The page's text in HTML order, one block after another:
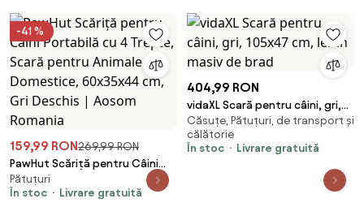
-41 %
159,99 RON269,99 RON
PawHut Scăriță pentru Câini
Portabilă cu 4 Trepte, Scară
pentru Animale Domestice,
Pătuțuri
În stoc
Livrare gratuită
404,99 RON
vidaXL Scară pentru câini, gri,
105x47 cm, lemn masiv de brad
Căsuțe, Pătuțuri, de transport și
călătorie
În stoc
Livrare gratuită